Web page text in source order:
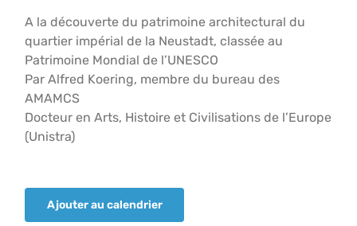
A la découverte du patrimoine architectural du
quartier impérial de la Neustadt, classée au
Patrimoine Mondial de l’UNESCO
Par Alfred Koering, membre du bureau des
AMAMCS
Docteur en Arts, Histoire et Civilisations de l’Europe
(Unistra)
Ajouter au calendrier